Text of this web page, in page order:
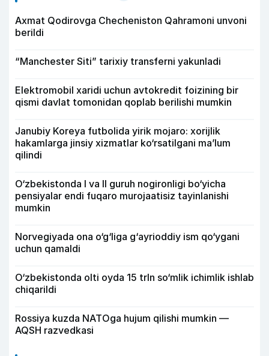
Axmat Qodirovga Checheniston Qahramoni unvoni
berildi
“Manchester Siti” tarixiy transferni yakunladi
Elektromobil xaridi uchun avtokredit foizining bir
qismi davlat tomonidan qoplab berilishi mumkin
Janubiy Koreya futbolida yirik mojaro: xorijlik
hakamlarga jinsiy xizmatlar ko‘rsatilgani ma’lum
qilindi
O‘zbekistonda I va II guruh nogironligi bo‘yicha
pensiyalar endi fuqaro murojaatisiz tayinlanishi
mumkin
Norvegiyada ona o‘g‘liga g‘ayrioddiy ism qo‘ygani
uchun qamaldi
O‘zbekistonda olti oyda 15 trln so‘mlik ichimlik ishlab
chiqarildi
Rossiya kuzda NATOga hujum qilishi mumkin —
AQSH razvedkasi